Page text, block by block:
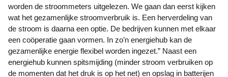
worden de stroommeters uitgelezen. We gaan dan eerst kijken
wat het gezamenlijke stroomverbruik is. Een herverdeling van
de stroom is daarna een optie. De bedrijven kunnen met elkaar
een coöperatie gaan vormen. In zo’n energiehub kan de
gezamenlijke energie flexibel worden ingezet.” Naast een
energiehub kunnen spitsmijding (minder stroom verbruiken op
de momenten dat het druk is op het net) en opslag in batterijen